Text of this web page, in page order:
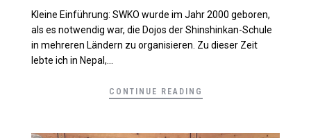
Kleine Einführung: SWKO wurde im Jahr 2000 geboren,
als es notwendig war, die Dojos der Shinshinkan-Schule
in mehreren Ländern zu organisieren. Zu dieser Zeit
lebte ich in Nepal,...
CONTINUE READING